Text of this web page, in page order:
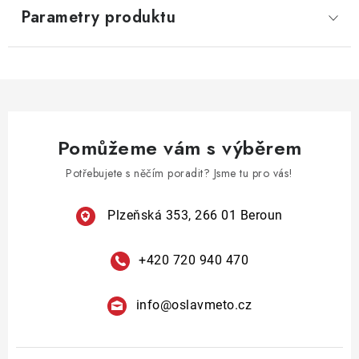
Parametry produktu
Pomůžeme vám s výběrem
Potřebujete s něčím poradit? Jsme tu pro vás!
Plzeňská 353, 266 01 Beroun
+420 720 940 470
info@oslavmeto.cz